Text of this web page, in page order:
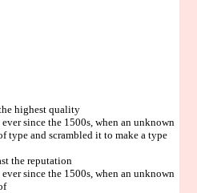
highest quality
since the 1500s, when an unknown
type and scrambled it to make a type
the reputation
since the 1500s, when an unknown